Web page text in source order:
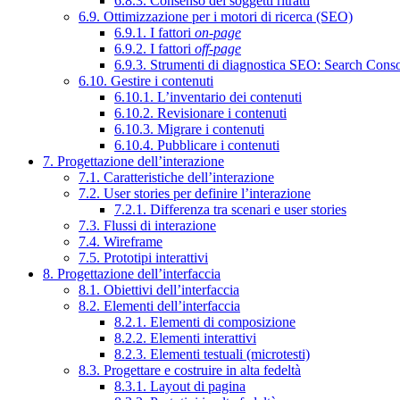
6.9. Ottimizzazione per i motori di ricerca (SEO)
6.9.1. I fattori on-page
6.9.2. I fattori off-page
6.9.3. Strumenti di diagnostica SEO: Search
6.10. Gestire i contenuti
6.10.1. L’inventario dei contenuti
6.10.2. Revisionare i contenuti
6.10.3. Migrare i contenuti
6.10.4. Pubblicare i contenuti
7. Progettazione dell’interazione
7.1. Caratteristiche dell’interazione
7.2. User stories per definire l’interazione
7.2.1. Differenza tra scenari e user stories
7.3. Flussi di interazione
7.4. Wireframe
7.5. Prototipi interattivi
8. Progettazione dell’interfaccia
8.1. Obiettivi dell’interfaccia
8.2. Elementi dell’interfaccia
8.2.1. Elementi di composizione
8.2.2. Elementi interattivi
8.2.3. Elementi testuali (microtesti)
8.3. Progettare e costruire in alta fedeltà
8.3.1. Layout di pagina